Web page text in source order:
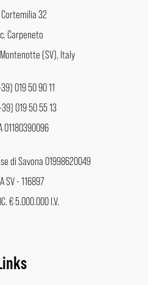
32
Carpeneto
(SV), Italy
019 50 90 11
019 50 55 13
01180390096
di Savona 01998620049
SV - 116897
€ 5.000.000 I.V.